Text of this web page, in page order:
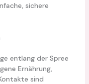
sichere
entlang der Spree
Ernährung,
sind